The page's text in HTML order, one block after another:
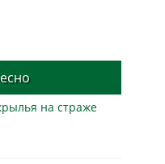
на страже